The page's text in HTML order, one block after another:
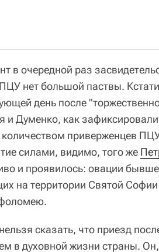
в очередной раз
нет большой паствы.
день после
и Думенко, как
приверженцев
силами, видимо, того же
и проявилось: овации
на территории Святой
сказать, что приезд
в духовной жизни страны.